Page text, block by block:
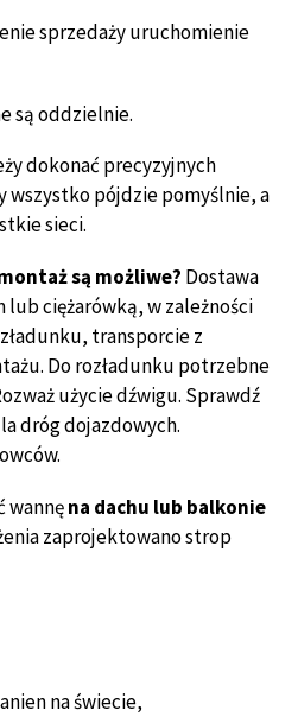
sprzedaży uruchomienie
są oddzielnie.
dokonać precyzyjnych
wszystko pójdzie pomyślnie, a
sieci.
są możliwe? Dostawa
lub ciężarówką, w zależności
transporcie z
Do rozładunku potrzebne
użycie dźwigu. Sprawdź
dróg dojazdowych.
wannęna dachu lub balkonie
zaprojektowano strop
na świecie,